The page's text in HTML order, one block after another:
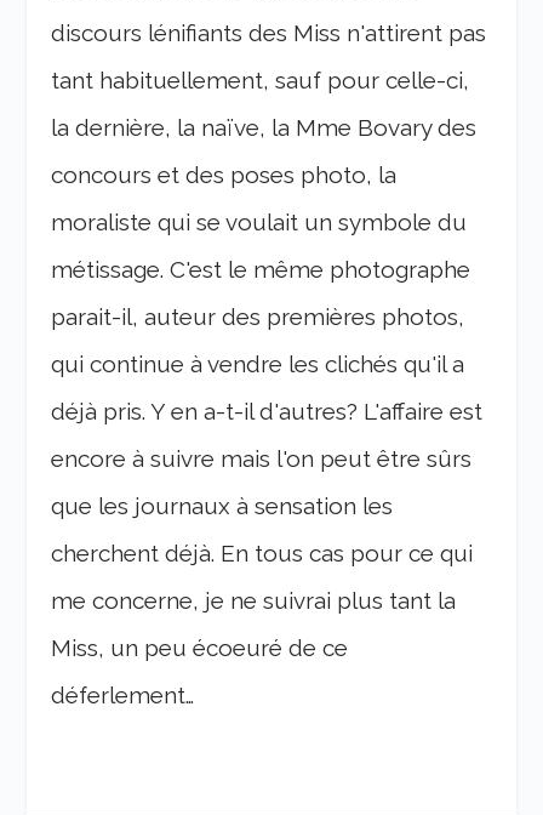
discours lénifiants des Miss n'attirent pas
tant habituellement, sauf pour celle-ci,
la dernière, la naïve, la Mme Bovary des
concours et des poses photo, la
moraliste qui se voulait un symbole du
métissage. C'est le même photographe
parait-il, auteur des premières photos,
qui continue à vendre les clichés qu'il a
déjà pris. Y en a-t-il d'autres? L'affaire est
encore à suivre mais l'on peut être sûrs
que les journaux à sensation les
cherchent déjà. En tous cas pour ce qui
me concerne, je ne suivrai plus tant la
Miss, un peu écoeuré de ce
déferlement…